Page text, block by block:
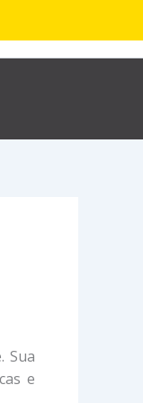
Sua
e